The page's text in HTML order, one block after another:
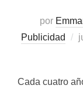
por
Publicidad
Cada cuatro